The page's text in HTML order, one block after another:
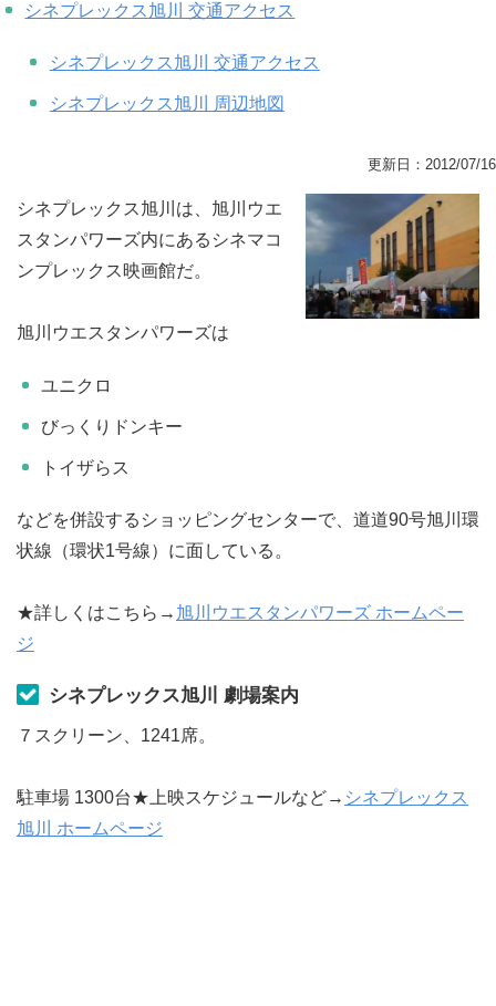
シネプレックス旭川 交通アクセス
シネプレックス旭川 交通アクセス
シネプレックス旭川 周辺地図
更新日： 2012/07/16
シネプレックス旭川は、旭川ウエ
スタンパワーズ内にあるシネマコ
ンプレックス映画館だ。
旭川ウエスタンパワーズは
ユニクロ
びっくりドンキー
トイザらス
などを併設するショッピングセンターで、道道90号旭川環
状線（環状1号線）に面している。
★詳しくはこちら→ 旭川ウエスタンパワーズ ホームペー
ジ
シネプレックス旭川 劇場案内
７スクリーン、1241席。
駐車場 1300台★上映スケジュールなど→ シネプレックス
旭川 ホームページ